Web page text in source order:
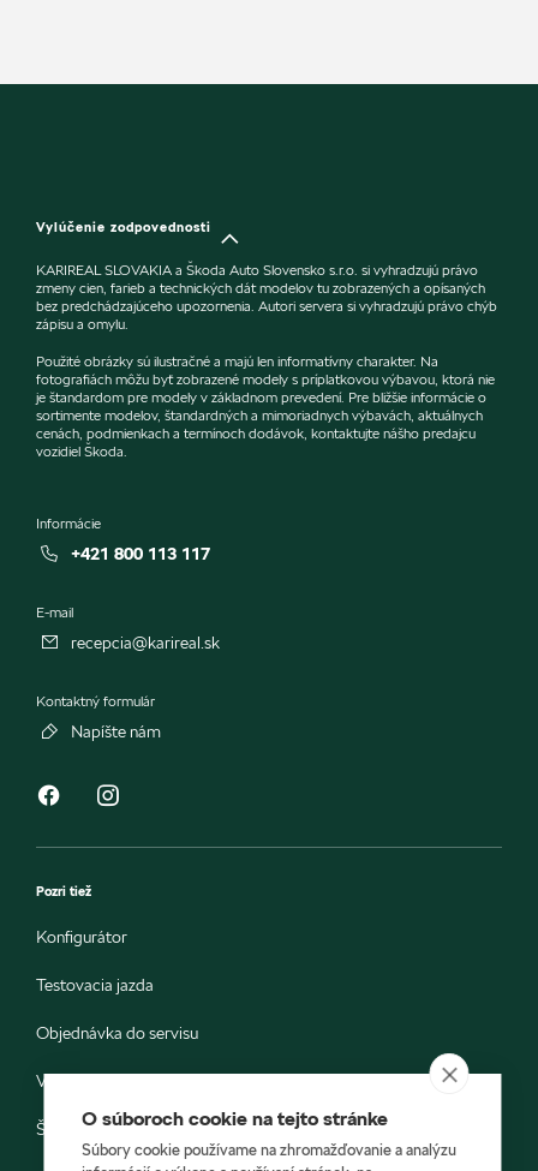
Vylúčenie zodpovednosti
KARIREAL SLOVAKIA a Škoda Auto Slovensko s.r.o. si vyhradzujú právo
zmeny cien, farieb a technických dát modelov tu zobrazených a opísaných
bez predchádzajúceho upozornenia. Autori servera si vyhradzujú právo chýb
zápisu a omylu.
Použité obrázky sú ilustračné a majú len informatívny charakter. Na
fotografiách môžu byť zobrazené modely s príplatkovou výbavou, ktorá nie
je štandardom pre modely v základnom prevedení. Pre bližšie informácie o
sortimente modelov, štandardných a mimoriadnych výbavách, aktuálnych
cenách, podmienkach a termínoch dodávok, kontaktujte nášho predajcu
vozidiel Škoda.
Informácie
+421 800 113 117
E-mail
recepcia@karireal.sk
Kontaktný formulár
Napíšte nám
Pozri tiež
Konfigurátor
Testovacia jazda
Objednávka do servisu
Vozidlá ihneď k odberu
Škoda E-shop
O súboroch cookie na tejto stránke
Súbory cookie používame na zhromažďovanie a analýzu